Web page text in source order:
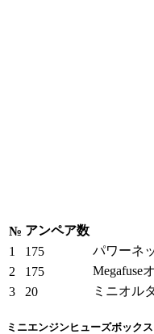
№ アンペア数
1
175
パワーネ
2
175
Megafuse
3
20 ミニオル
ミニエンジンヒューズボックス